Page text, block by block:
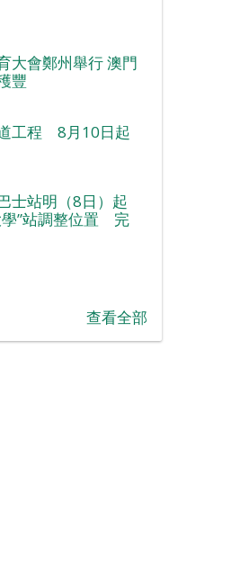
大會鄭州舉行 澳門
豐
工程 8月10日起
士站明（8日）起
”站調整位置 完
查看全部